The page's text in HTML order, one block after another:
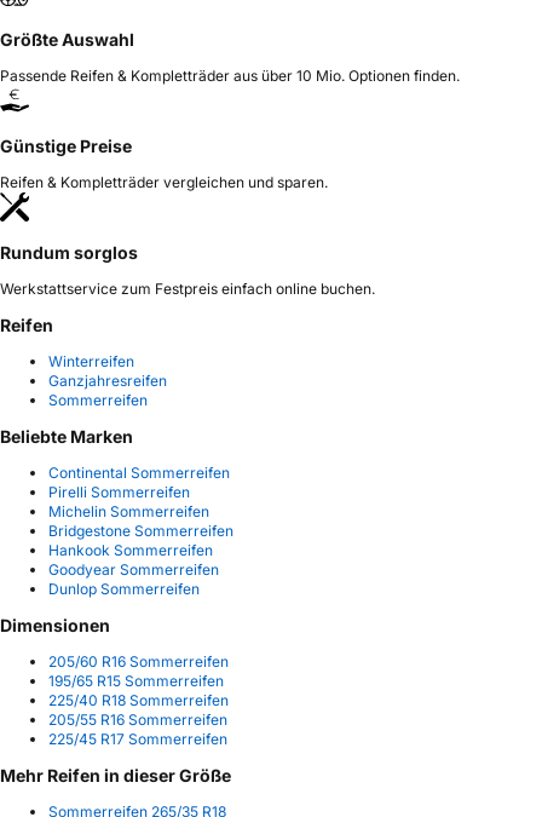
Größte Auswahl
Passende Reifen & Kompletträder aus über 10 Mio. Optionen finden.
Günstige Preise
Reifen & Kompletträder vergleichen und sparen.
Rundum sorglos
Werkstattservice zum Festpreis einfach online buchen.
Reifen
Winterreifen
Ganzjahresreifen
Sommerreifen
Beliebte Marken
Continental Sommerreifen
Pirelli Sommerreifen
Michelin Sommerreifen
Bridgestone Sommerreifen
Hankook Sommerreifen
Goodyear Sommerreifen
Dunlop Sommerreifen
Dimensionen
205/60 R16 Sommerreifen
195/65 R15 Sommerreifen
225/40 R18 Sommerreifen
205/55 R16 Sommerreifen
225/45 R17 Sommerreifen
Mehr Reifen in dieser Größe
Sommerreifen 265/35 R18